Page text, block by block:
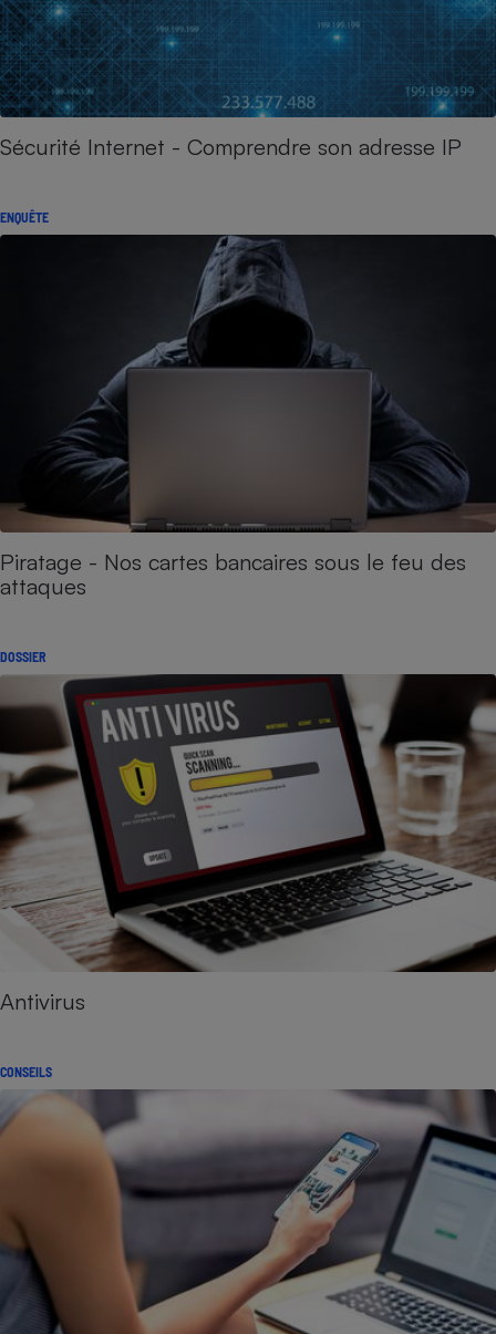
Sécurité Internet - Comprendre son adresse IP
ENQUÊTE
Piratage - Nos cartes bancaires sous le feu des
attaques
DOSSIER
Antivirus
CONSEILS